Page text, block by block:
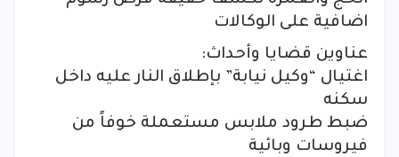
اضافية على الوكالات
عناوين قضايا وأحداث:
اغتيال “وكيل نيابة” بإطلاق النار عليه داخل
سكنه
ضبط طرود ملابس مستعملة خوفاً من
فيروسات وبائية